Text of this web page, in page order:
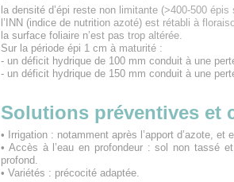
la densité d’épi reste non limitante (>400-500 épis
l’INN (indice de nutrition azoté) est rétabli à
la surface foliaire n’est pas trop altérée.
Sur la période épi 1 cm à maturité :
- un déficit hydrique de 100 mm conduit à une
- un déficit hydrique de 150 mm conduit à une
Solutions préventives et
• Irrigation : notamment après l’apport d’azote, et
• Accès à l’eau en profondeur : sol non tassé
profond.
• Variétés : précocité adaptée.